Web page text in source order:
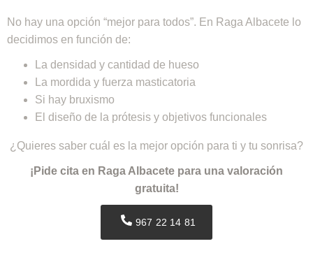
No hay una opción “mejor para todos”. En Raga Albacete lo
decidimos en función de:
La densidad y cantidad de hueso
La mordida y fuerza masticatoria
Si hay bruxismo
El diseño de la prótesis y objetivos funcionales
¿Quieres saber cuál es la mejor opción para ti y tu sonrisa?
¡Pide cita en Raga Albacete para una valoración
gratuita!
967 22 14 81